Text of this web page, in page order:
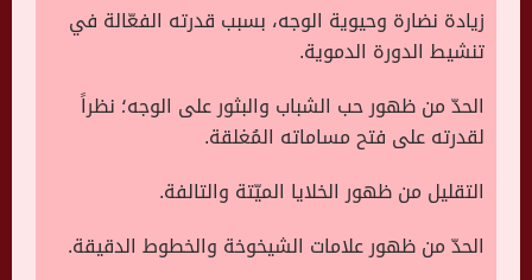
زيادة نضارة وحيوية الوجه، بسبب قدرته الفعّالة في
تنشيط الدورة الدموية.
الحدّ من ظهور حب الشباب والبثور على الوجه؛ نظراً
لقدرته على فتح مساماته المُغلقة.
التقليل من ظهور الخلايا الميّتة والتالفة.
الحدّ من ظهور علامات الشيخوخة والخطوط الدقيقة.